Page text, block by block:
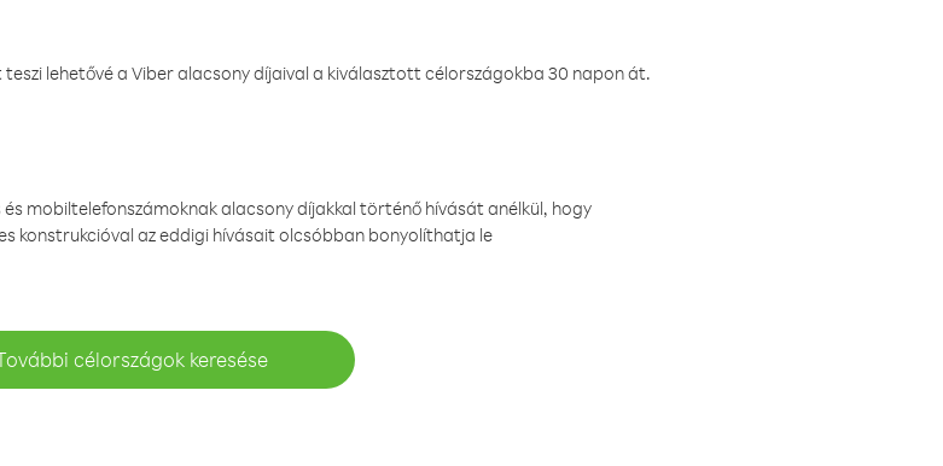
lehetővé a Viber alacsony díjaival a kiválasztott célországokba 30 napon át.
mobiltelefonszámoknak alacsony díjakkal történő hívását anélkül, hogy
konstrukcióval az eddigi hívásait olcsóbban bonyolíthatja le
célországok keresése